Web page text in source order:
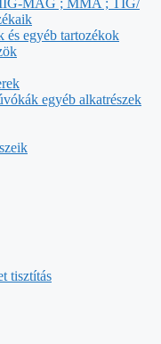
MAG ; MMA ; TIG/
és egyéb tartozékok
egyéb alkatrészek
tisztítás